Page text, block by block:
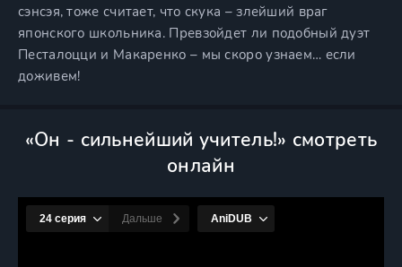
сэнсэя, тоже считает, что скука – злейший враг
японского школьника. Превзойдет ли подобный дуэт
Песталоцци и Макаренко – мы скоро узнаем… если
доживем!
«Он - сильнейший учитель!» смотреть
онлайн